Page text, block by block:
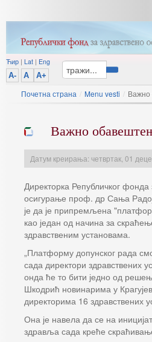
Ћир | Lat | Eng
A-
A A+
Почетна страна / Menu vesti /
Важно
Датум креирања: четвртак, 01
Директорка Републичког фонда
осигурање проф. др Сања
је да је припремљена
као један од начина за
здравственим установама.
„Платформу допунског рада
сада директори здравствених
онда ће то бити једно од
Шкодрић новинарима у
директорима 16 здравствених
Она је навела да се на
здравља сада креће